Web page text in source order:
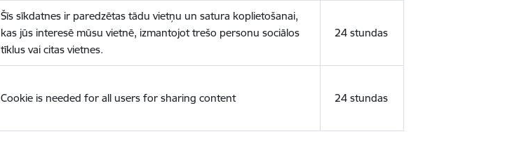
Šīs sīkdatnes ir paredzētas tādu vietņu un satura koplietošanai,
kas jūs interesē mūsu vietnē, izmantojot trešo personu sociālos
tīklus vai citas vietnes.
24 stundas
Cookie is needed for all users for sharing content 24 stundas